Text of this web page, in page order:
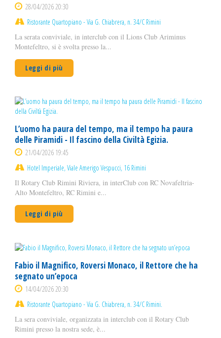
28/04/2026 20:30
Ristorante Quartopiano - Via G. Chiabrera, n. 34/C Rimini
La serata conviviale, in interclub con il Lions Club Ariminus
Montefeltro, si è svolta presso la...
Leggi di più
L’uomo ha paura del tempo, ma il tempo ha paura
delle Piramidi - Il fascino della Civiltà Egizia.
21/04/2026 19:45
Hotel Imperiale, Viale Amerigo Vespucci, 16 Rimini
Il Rotary Club Rimini Riviera, in interClub con RC Novafeltria-
Alto Montefeltro, RC Rimini e...
Leggi di più
Fabio il Magnifico, Roversi Monaco, il Rettore che ha
segnato un’epoca
14/04/2026 20:30
Ristorante Quartopiano - Via G. Chiabrera, n. 34/C Rimini.
La sera conviviale, organizzata in interclub con il Rotary Club
Rimini presso la nostra sede, è...